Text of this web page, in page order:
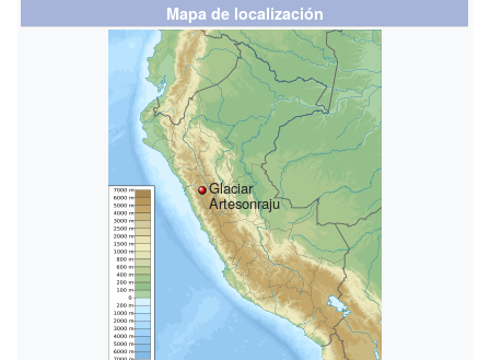
Mapa de localización
Glaciar
Artesonraju